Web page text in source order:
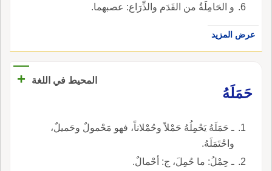
و الحَامِلَةُ من القَدَم والذِّرَاع: عصبهما.
عرض المزيد
المحيط في اللغة
+
حَمَلَهُ
ـ حَمَلَهُ يَحْمِلُهُ حَمْلاً وحُمْلاناً، فهو مَحْمولٌ وحَميلٌ،
واحْتَمَلَهُ.
ـ حِمْلُ: ما حُمِلَ، ج: أحْمالٌ.